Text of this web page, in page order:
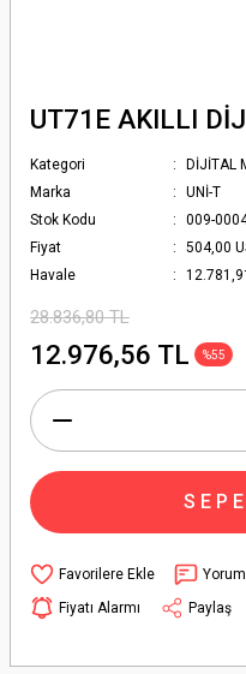
UT71E AKILLI
Kategori
DİJİTAL
Marka
UNİ-T
Stok Kodu
009-
Fiyat
504,00
Havale
28.836,80 TL
12.976,56 TL %55
Fiyatı Alarmı
Paylaş